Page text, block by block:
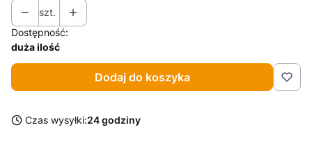
szt.
Dostępność:
duża ilość
Dodaj do koszyka
Czas wysyłki:24 godziny